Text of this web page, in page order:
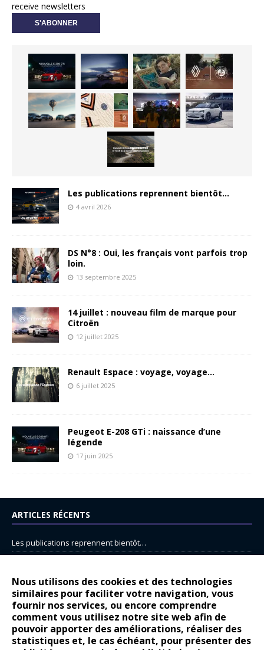
Nous utilisons des cookies et des technologies
similaires pour faciliter votre navigation, vous
fournir nos services, ou encore comprendre
comment vous utilisez notre site web afin de
pouvoir apporter des améliorations, réaliser des
statistiques et, le cas échéant, pour présenter des
receive newsletters
Les publications reprennent bientôt…
4 avril 2026
DS N°8 : Oui, les français vont parfois trop
loin.
13 septembre 2025
14 juillet : nouveau film de marque pour
Citroën
12 juillet 2025
Renault Espace : voyage, voyage…
6 juillet 2025
Peugeot E-208 GTi : naissance d’une
légende
17 juin 2025
ARTICLES RÉCENTS
Les publications reprennent bientôt…
14 juillet : nouveau film de marque pour Citroën
Renault Espace : voyage, voyage…
Peugeot E-208 GTi : naissance d’une légende
COMMENTAIRES RÉCENTS